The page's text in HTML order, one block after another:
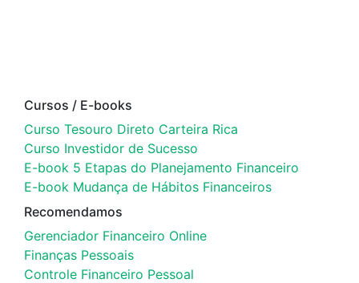
Cursos / E-books
Curso Tesouro Direto Carteira Rica
Curso Investidor de Sucesso
E-book 5 Etapas do Planejamento Financeiro
E-book Mudança de Hábitos Financeiros
Recomendamos
Gerenciador Financeiro Online
Finanças Pessoais
Controle Financeiro Pessoal